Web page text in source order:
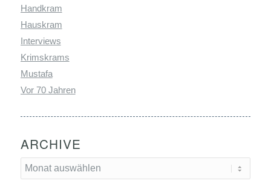
Handkram
Hauskram
Interviews
Krimskrams
Mustafa
Vor 70 Jahren
ARCHIVE